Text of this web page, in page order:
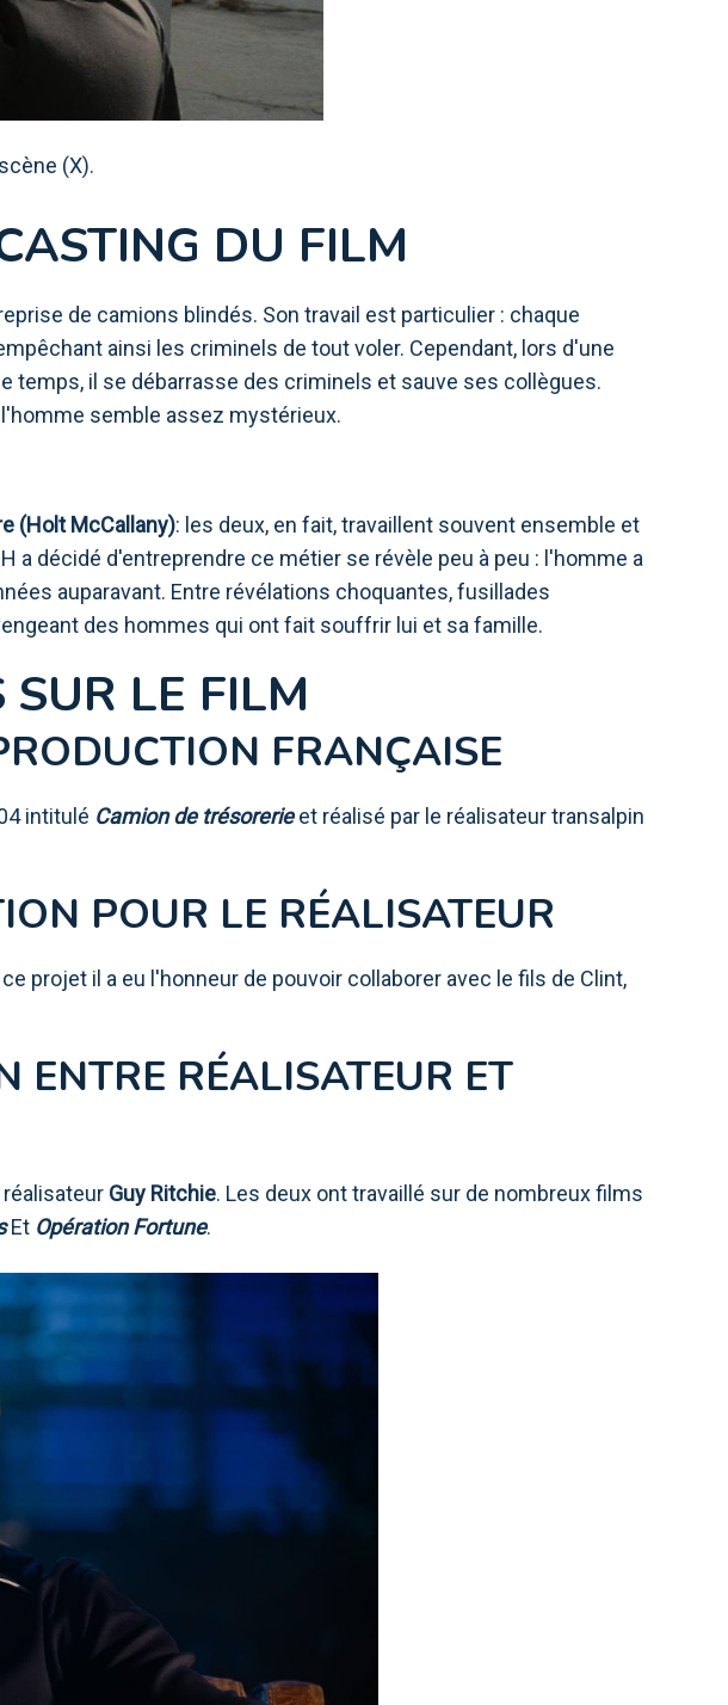
(X).
DU FILM
de camions blindés. Son travail est particulier : chaque
ainsi les criminels de tout voler. Cependant, lors d'une
temps, il se débarrasse des criminels et sauve ses collègues.
semble assez mystérieux.
(Holt McCallany): les deux, en fait, travaillent souvent ensemble et
a décidé d'entreprendre ce métier se révèle peu à peu : l'homme a
auparavant. Entre révélations choquantes, fusillades
des hommes qui ont fait souffrir lui et sa famille.
SUR LE FILM
FRANÇAISE
intitulé Camion de trésorerieet réalisé par le réalisateur transalpin
POUR LE RÉALISATEUR
projet il a eu l'honneur de pouvoir collaborer avec le fils de Clint,
ENTRE RÉALISATEUR ET
Guy Ritchie. Les deux ont travaillé sur de nombreux films
Et Opération Fortune.